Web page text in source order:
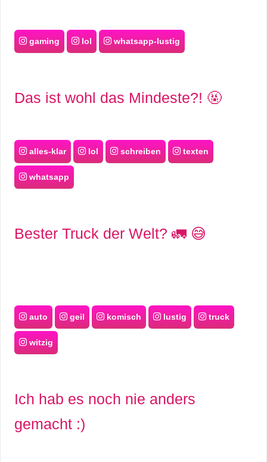
gaming lol whatsapp-lustig
Das ist wohl das Mindeste?! 🤬
alles-klar lol schreiben texten
whatsapp
Bester Truck der Welt? 🚛 😅
auto geil komisch lustig truck
witzig
Ich hab es noch nie anders
gemacht :)